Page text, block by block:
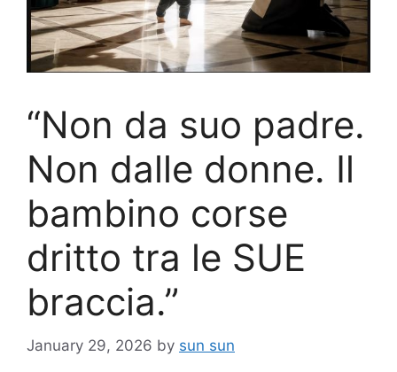
“Non da suo padre.
Non dalle donne. Il
bambino corse
dritto tra le SUE
braccia.”
January 29, 2026 by sun sun